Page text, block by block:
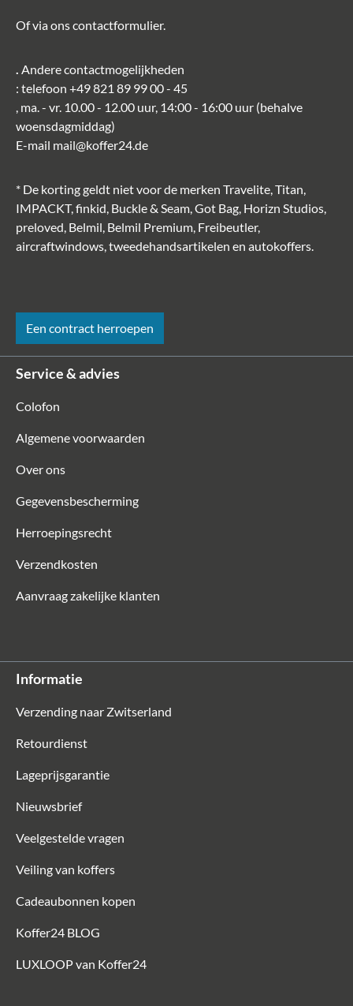
Of via onscontactformulier.
Andere contactmogelijkheden
: telefoon +49 821 89 99 00 - 45
, ma. - vr. 10.00 - 12.00 uur, 14:00 - 16:00 uur (behalve
woensdagmiddag)
E-mail mail@koffer24.de
* De korting geldt niet voor de merken Travelite, Titan,
IMPACKT, finkid, Buckle & Seam, Got Bag, Horizn Studios,
preloved, Belmil, Belmil Premium, Freibeutler,
aircraftwindows, tweedehandsartikelen en autokoffers.
Een contract herroepen
Service & advies
Colofon
Algemene voorwaarden
Over ons
Gegevensbescherming
Herroepingsrecht
Verzendkosten
Aanvraag zakelijke klanten
Informatie
Verzending naar Zwitserland
Retourdienst
Lageprijsgarantie
Nieuwsbrief
Veelgestelde vragen
Veiling van koffers
Cadeaubonnen kopen
Koffer24 BLOG
LUXLOOP van Koffer24